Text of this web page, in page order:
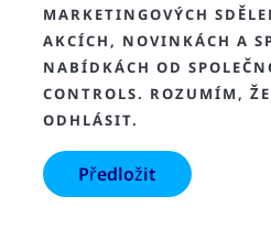
MARKETINGOVÝCH
AKCÍCH, NOVINKÁCH A
NABÍDKÁCH OD
CONTROLS. ROZUMÍM,
ODHLÁSIT.